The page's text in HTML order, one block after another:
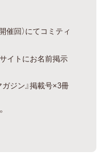
催回）にてコミティ
イトにお名前掲示
ジン』掲載号×3冊